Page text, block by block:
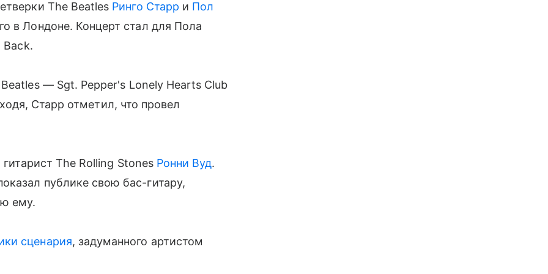
The Beatles Ринго Старр и Пол
в Лондоне. Концерт стал для Пола
Back.
— Sgt. Pepper's Lonely Hearts Club
Старр отметил, что провел
The Rolling Stones Ронни Вуд.
публике свою бас-гитару,
ему.
сценария, задуманного артистом